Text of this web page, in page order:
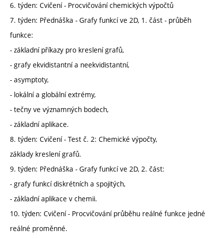
6. týden: Cvičení - Procvičování chemických výpočtů
7. týden: Přednáška - Grafy funkcí ve 2D, 1. část - průběh
funkce:
- základní příkazy pro kreslení grafů,
- grafy ekvidistantní a neekvidistantní,
- asymptoty,
- lokální a globální extrémy,
- tečny ve významných bodech,
- základní aplikace.
8. týden: Cvičení - Test č. 2: Chemické výpočty,
základy kreslení grafů.
9. týden: Přednáška - Grafy funkcí ve 2D, 2. část:
- grafy funkcí diskrétních a spojitých,
- základní aplikace v chemii.
10. týden: Cvičení - Procvičování průběhu reálné funkce jedné
reálné proměnné.